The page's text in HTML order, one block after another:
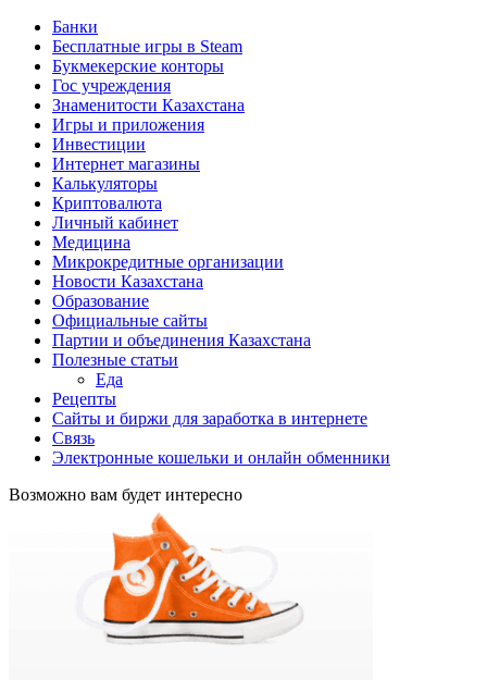
Банки
Бесплатные игры в Steam
Букмекерские конторы
Гос учреждения
Знаменитости Казахстана
Игры и приложения
Инвестиции
Интернет магазины
Калькуляторы
Криптовалюта
Личный кабинет
Медицина
Микрокредитные организации
Новости Казахстана
Образование
Официальные сайты
Партии и объединения Казахстана
Полезные статьи
Еда
Рецепты
Сайты и биржи для заработка в интернете
Связь
Электронные кошельки и онлайн обменники
Возможно вам будет интересно